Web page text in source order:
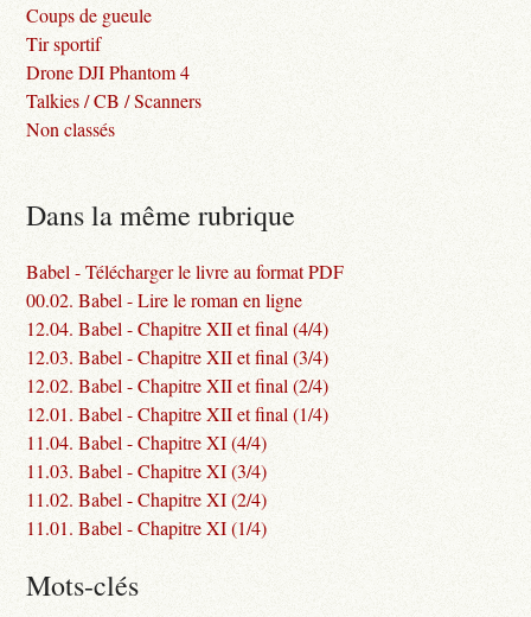
Coups de gueule
Tir sportif
Drone DJI Phantom 4
Talkies / CB / Scanners
Non classés
Dans la même rubrique
Babel - Télécharger le livre au format PDF
00.02. Babel - Lire le roman en ligne
12.04. Babel - Chapitre XII et final (4/4)
12.03. Babel - Chapitre XII et final (3/4)
12.02. Babel - Chapitre XII et final (2/4)
12.01. Babel - Chapitre XII et final (1/4)
11.04. Babel - Chapitre XI (4/4)
11.03. Babel - Chapitre XI (3/4)
11.02. Babel - Chapitre XI (2/4)
11.01. Babel - Chapitre XI (1/4)
Mots-clés